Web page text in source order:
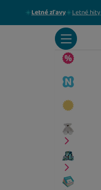
Letné zľavy Letné hity